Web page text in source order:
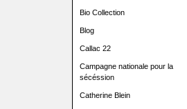
Bio Collection
Blog
Callac 22
Campagne nationale pour la
sécéssion
Catherine Blein